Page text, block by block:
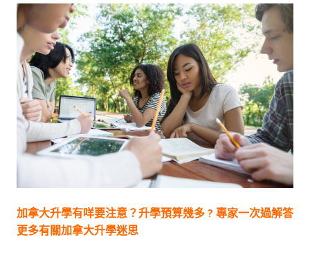
加拿大升學有咩要注意？升學預算幾多 ? 專家一次過解答
更多有關加拿大升學迷思